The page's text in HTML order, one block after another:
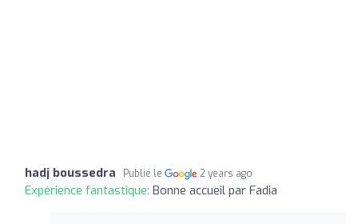
hadj boussedra Publié le 2 years ago
Expérience fantastique: Bonne accueil par Fadia